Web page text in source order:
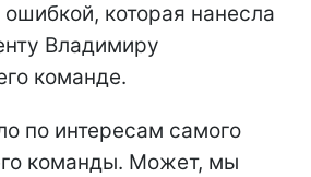
ошибкой, которая нанесла
Владимиру
команде.
по интересам самого
команды. Может, мы